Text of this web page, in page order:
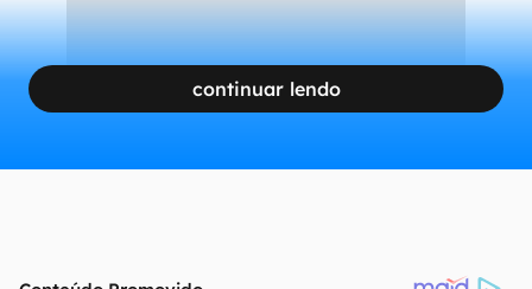
continuar lendo